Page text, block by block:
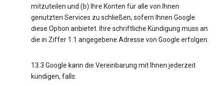
mitzuteilen und (b) Ihre Konten für alle von Ihnen
genutzten Services zu schließen, sofern Ihnen Google
diese Option anbietet. Ihre schriftliche Kündigung muss an
die in Ziffer 1.1 angegebene Adresse von Google erfolgen.
13.3 Google kann die Vereinbarung mit Ihnen jederzeit
kündigen, falls: